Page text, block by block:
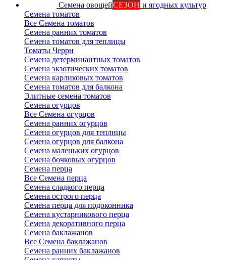
Семена овощейСЕЗОН и ягодных культур
Семена томатов
Все Семена томатов
Семена ранних томатов
Семена томатов для теплицы
Томаты Черри
Семена детерминантных томатов
Семена экзотических томатов
Семена карликовых томатов
Семена томатов для балкона
Элитные семена томатов
Семена огурцов
Все Семена огурцов
Семена ранних огурцов
Семена огурцов для теплицы
Семена огурцов для балкона
Семена маленьких огурцов
Семена бочковых огурцов
Семена перца
Все Семена перца
Семена сладкого перца
Семена острого перца
Семена перца для подоконника
Семена кустарникового перца
Семена декоративного перца
Семена баклажанов
Все Семена баклажанов
Семена ранних баклажанов